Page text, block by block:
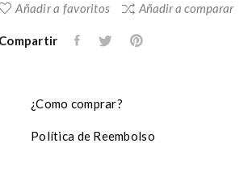
Añadir a favoritos Añadir a comparar
Compartir
¿Como comprar?
Política de Reembolso